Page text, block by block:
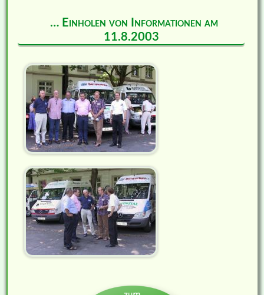
… Einholen von Informationen am
11.8.2003